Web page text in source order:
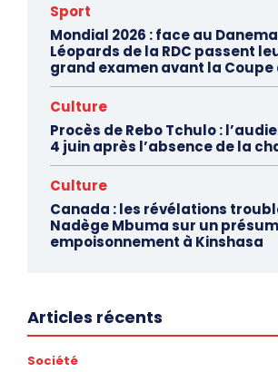
Sport
Mondial 2026 : face au
Léopards de la RDC passent
grand examen avant la Coupe
Culture
Procès de Rebo Tchulo :
4 juin après l’absence de la
Culture
Canada : les révélations
Nadège Mbuma sur un
empoisonnement à Kinshasa
Articles récents
Société